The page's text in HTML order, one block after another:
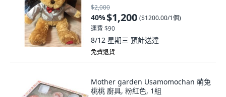
$2,000
40%$1,200 ($1200.00/1個)
運費 $90
8/12 星期三 預計送達
免費退貨
Mother garden Usamomochan 萌兔
桃桃 廚具, 粉紅色, 1組